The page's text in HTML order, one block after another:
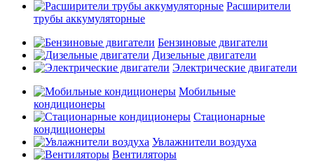
Расширители
трубы аккумуляторные
Бензиновые двигатели
Дизельные двигатели
Электрические двигатели
Мобильные
кондиционеры
Стационарные
кондиционеры
Увлажнители воздуха
Вентиляторы